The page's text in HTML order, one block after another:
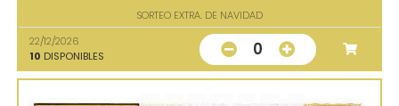
SORTEO EXTRA. DE NAVIDAD
22/12/2026
10 DISPONIBLES 0